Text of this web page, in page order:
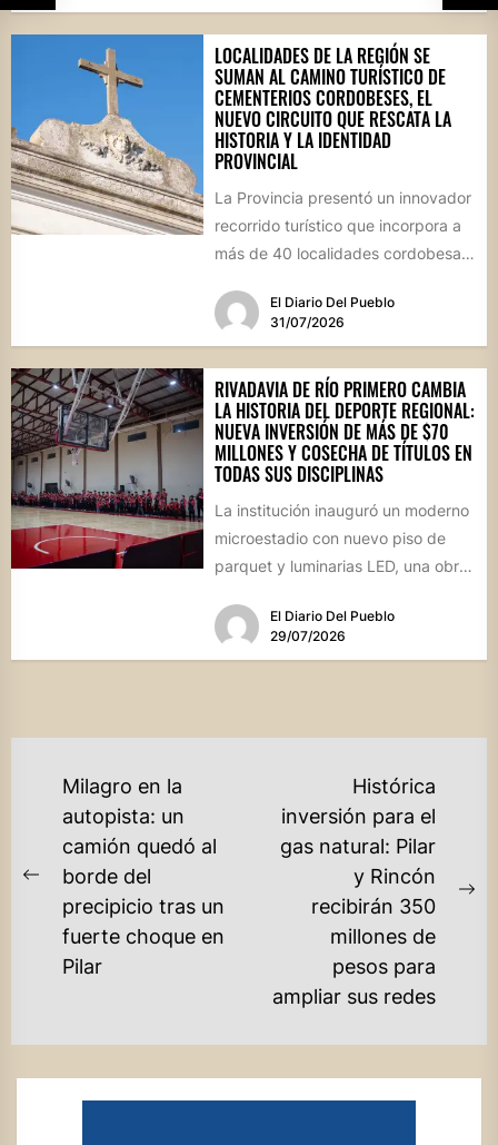
LOCALIDADES DE LA REGIÓN SE
SUMAN AL CAMINO TURÍSTICO DE
CEMENTERIOS CORDOBESES, EL
NUEVO CIRCUITO QUE RESCATA LA
HISTORIA Y LA IDENTIDAD
PROVINCIAL
La Provincia presentó un innovador
recorrido turístico que incorpora a
más de 40 localidades cordobesas
patrimonial....El Diario Del Pueblo
31/07/2026
RIVADAVIA DE RÍO PRIMERO CAMBIA
LA HISTORIA DEL DEPORTE REGIONAL:
NUEVA INVERSIÓN DE MÁS DE $70
MILLONES Y COSECHA DE TÍTULOS EN
TODAS SUS DISCIPLINAS
La institución inauguró un moderno
microestadio con nuevo piso de
parquet y luminarias LED, una obra
El Diario Del Pueblo
29/07/2026
NAVEGACIÓN
ENTRADAS
Previous
post:
Milagro en la
autopista: un
camión quedó al
borde del
precipicio tras un
fuerte choque en
Pilar
Histórica
inversión para el
gas natural: Pilar
y Rincón
recibirán 350
millones de
pesos para
ampliar sus redes